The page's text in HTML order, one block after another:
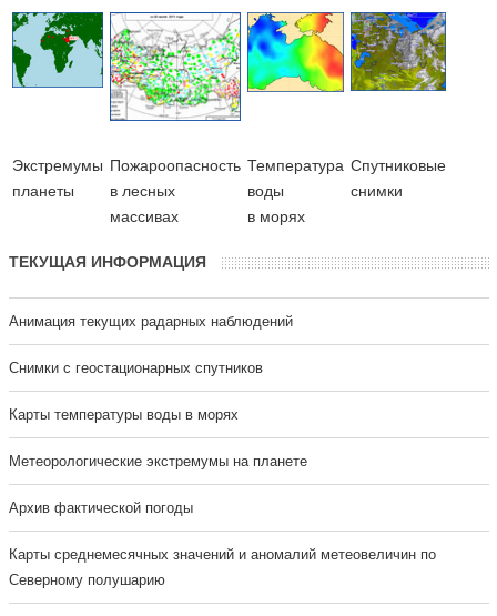
Экстремумы
планеты
Пожароопасность
в лесных
массивах
Температура
воды
в морях
Cпутниковые
снимки
ТЕКУЩАЯ ИНФОРМАЦИЯ
Анимация текущих радарных наблюдений
Cнимки с геостационарных спутников
Карты температуры воды в морях
Метеорологические экстремумы на планете
Архив фактической погоды
Карты среднемесячных значений и аномалий метеовеличин по
Северному полушарию